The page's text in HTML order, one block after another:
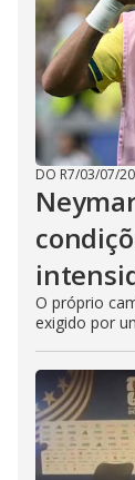
DO R7/03/07/
O próprio
exigido por